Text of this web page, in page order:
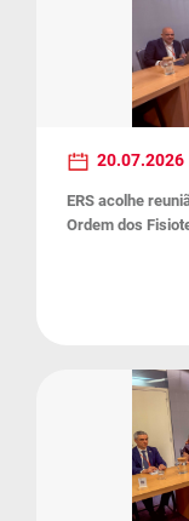
20.07.2026
ERS acolhe
Ordem dos